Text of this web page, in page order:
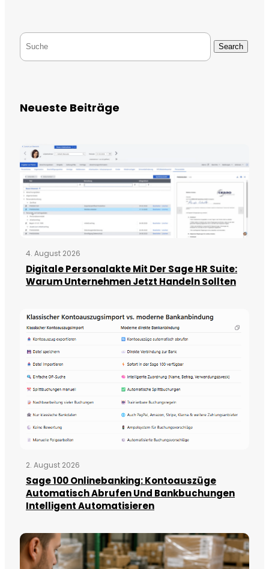
Search
Neueste Beiträge
4. August 2026
Digitale Personalakte Mit Der Sage HR Suite:
Warum Unternehmen Jetzt Handeln Sollten
2. August 2026
Sage 100 Onlinebanking: Kontoauszüge
Automatisch Abrufen Und Bankbuchungen
Intelligent Automatisieren